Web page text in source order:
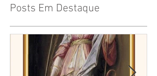
Posts Em Destaque